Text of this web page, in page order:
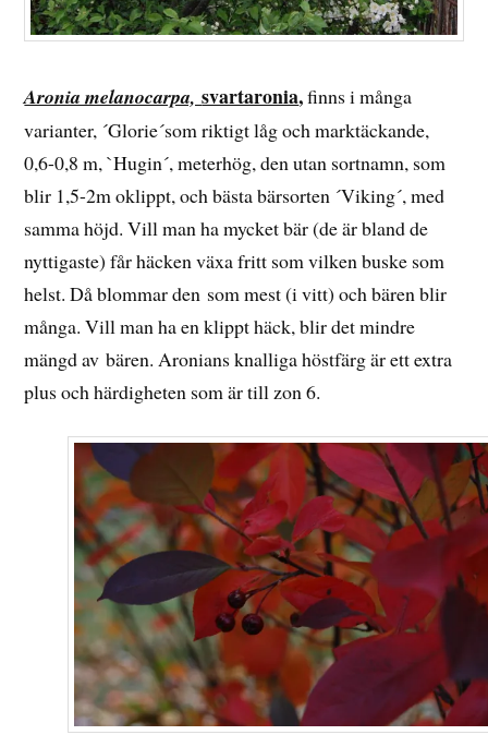
Aronia melanocarpa,svartaronia,finns i många
varianter, ´Glorie´som riktigt låg och marktäckande,
0,6-0,8 m, `Hugin´, meterhög, den utan sortnamn, som
blir 1,5-2m oklippt, och bästa bärsorten ´Viking´, med
samma höjd. Vill man ha mycket bär (de är bland de
nyttigaste) får häcken växa fritt som vilken buske som
helst. Då blommar den som mest (i vitt) och bären blir
många. Vill man ha en klippt häck, blir det mindre
mängd av bären. Aronians knalliga höstfärg är ett extra
plus och härdigheten som är till zon 6.